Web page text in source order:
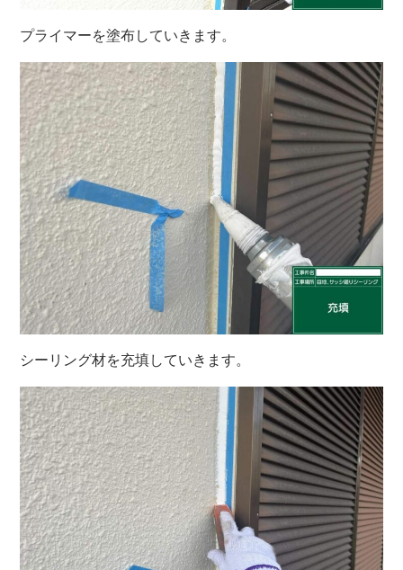
プライマーを塗布していきます。
シーリング材を充填していきます。